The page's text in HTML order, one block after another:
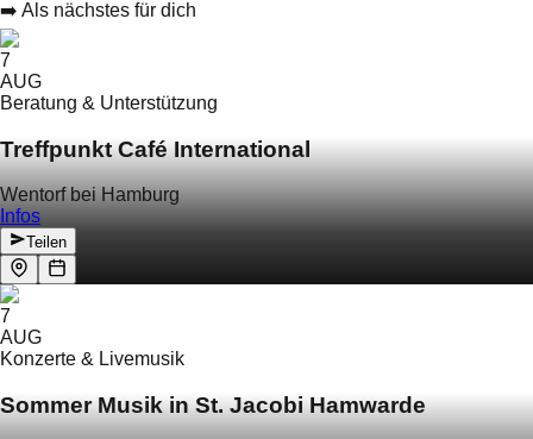
➡️ Als nächstes für dich
7
AUG
Beratung & Unterstützung
Treffpunkt Café International
Wentorf bei Hamburg
Infos
Teilen
7
AUG
Konzerte & Livemusik
Sommer Musik in St. Jacobi Hamwarde